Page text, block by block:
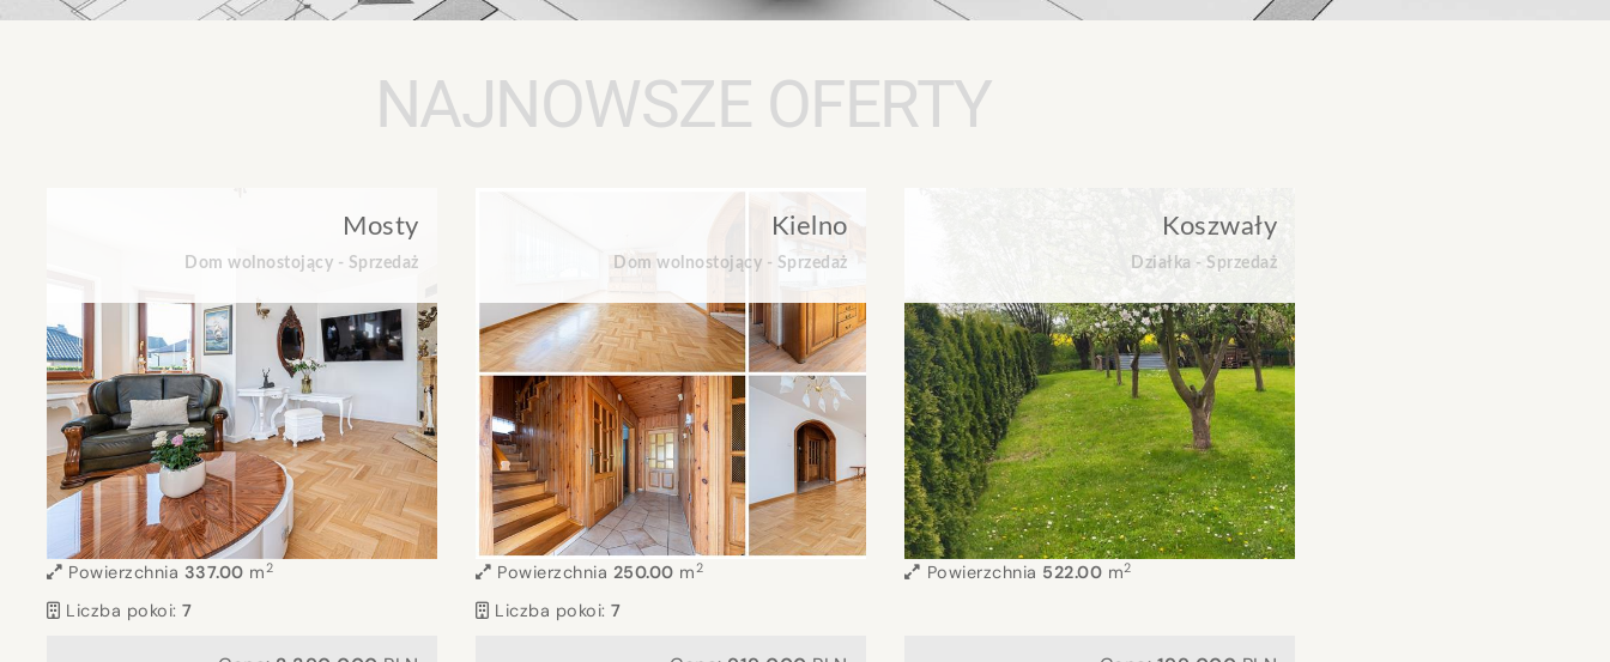
NAJNOWSZE OFERTY
Mosty
Dom wolnostojący - Sprzedaż
Powierzchnia 337.00 m2
Liczba pokoi:7
Kielno
Dom wolnostojący - Sprzedaż
Powierzchnia 250.00 m2
Liczba pokoi:7
Koszwały
Działka - Sprzedaż
Powierzchnia 522.00 m2